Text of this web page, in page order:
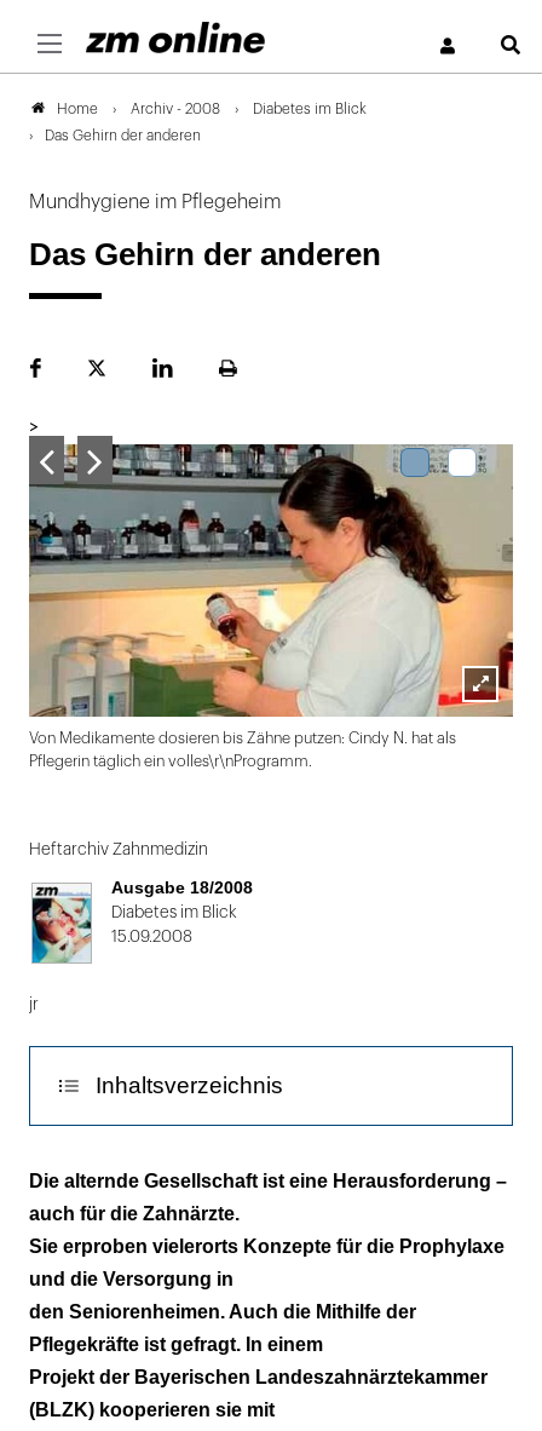
Home Archiv - 2008
Diabetes im Blick
Das Gehirn der anderen
Mundhygiene im Pflegeheim
Das Gehirn der anderen
FacebookPlattformLinekdInSeite
>
Lightbox
Von Medikamente dosieren bis Zähne putzen: Cindy N. hat als
Pflegerin täglich ein volles\r\nProgramm.
1
von
2
Heftarchiv Zahnmedizin
Ausgabe 18/2008
Diabetes im Blick
15.09.2008
jr
Inhaltsverzeichnis
BLZK schult mit Paten
Wichtiges Aufgabenfeld der Prävention
Patenzahnarzt mit Mini-Praxis im Heim
Schluck aus dem Glashumpen
Die alternde Gesellschaft ist eine Herausforderung –
auch für die Zahnärzte.
Sie erproben vielerorts Konzepte für die Prophylaxe
und die Versorgung in
den Seniorenheimen. Auch die Mithilfe der
Pflegekräfte ist gefragt. In einem
Projekt der Bayerischen Landeszahnärztekammer
(BLZK) kooperieren sie mit